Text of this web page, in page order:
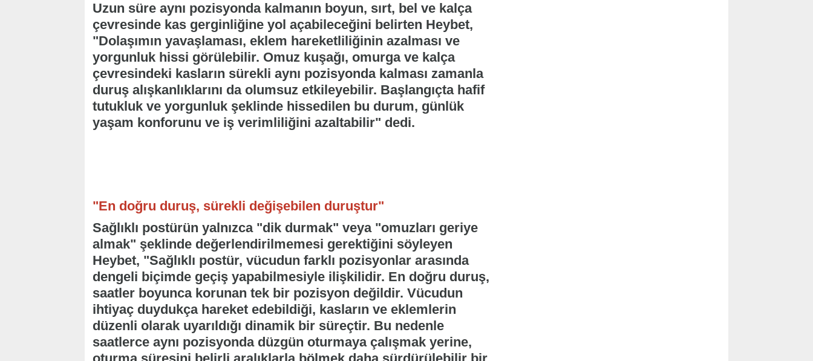
Uzun süre aynı pozisyonda kalmanın boyun, sırt, bel ve kalça
çevresinde kas gerginliğine yol açabileceğini belirten Heybet,
"Dolaşımın yavaşlaması, eklem hareketliliğinin azalması ve
yorgunluk hissi görülebilir. Omuz kuşağı, omurga ve kalça
çevresindeki kasların sürekli aynı pozisyonda kalması zamanla
duruş alışkanlıklarını da olumsuz etkileyebilir. Başlangıçta hafif
tutukluk ve yorgunluk şeklinde hissedilen bu durum, günlük
yaşam konforunu ve iş verimliliğini azaltabilir" dedi.
"En doğru duruş, sürekli değişebilen duruştur"
Sağlıklı postürün yalnızca "dik durmak" veya "omuzları geriye
almak" şeklinde değerlendirilmemesi gerektiğini söyleyen
Heybet, "Sağlıklı postür, vücudun farklı pozisyonlar arasında
dengeli biçimde geçiş yapabilmesiyle ilişkilidir. En doğru duruş,
saatler boyunca korunan tek bir pozisyon değildir. Vücudun
ihtiyaç duydukça hareket edebildiği, kasların ve eklemlerin
düzenli olarak uyarıldığı dinamik bir süreçtir. Bu nedenle
saatlerce aynı pozisyonda düzgün oturmaya çalışmak yerine,